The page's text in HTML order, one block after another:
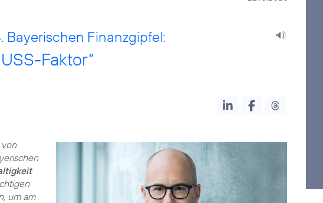
Bayerischen Finanzgipfel:
Faktor“
um am